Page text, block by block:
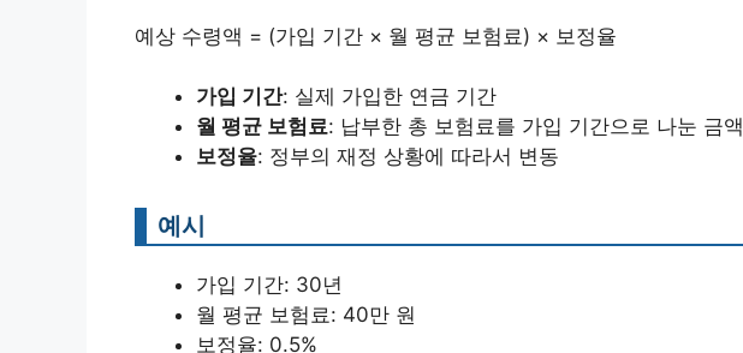
예상 수령액 = (가입 기간 × 월 평균 보험료) × 보정율
가입 기간: 실제 가입한 연금 기간
월 평균 보험료: 납부한 총 보험료를 가입 기간으로 나눈 금액
보정율: 정부의 재정 상황에 따라서 변동
예시
가입 기간: 30년
월 평균 보험료: 40만 원
보정율: 0.5%